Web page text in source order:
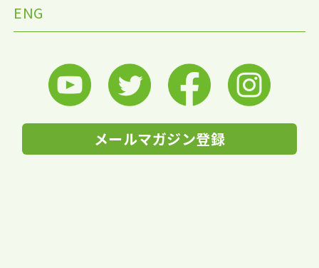
ENG
メールマガジン登録